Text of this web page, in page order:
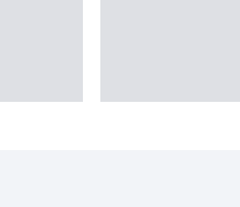
Robin Kaplan.